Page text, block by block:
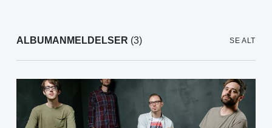
ALBUMANMELDELSER (3) SE ALT